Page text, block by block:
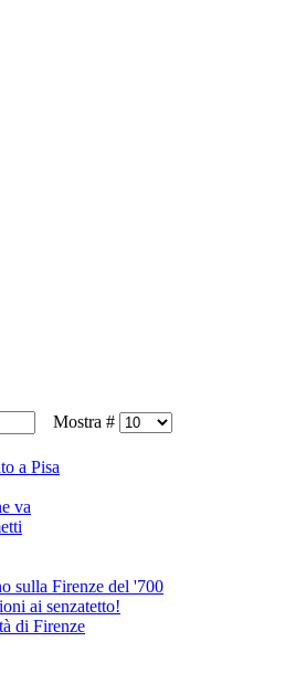
Mostra #
a Pisa
va
sulla Firenze del '700
ai senzatetto!
di Firenze